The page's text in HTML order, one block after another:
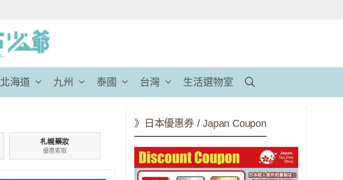
北海道 九州 泰國 台灣 生活選物室
札幌藥妝
優惠索取
》日本優惠券 / Japan Coupon